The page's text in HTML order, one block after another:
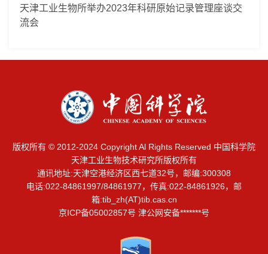
天津工业生物所举办2023年科研原始记录管理座谈交
流会
版权所有 © 2012-2024 Copyright Al Rights Reserved 中国科学院
天津工业生物技术研究所版权所有
通讯地址:天津空港经济区西七道32号，邮编:300308
电话:022-84861997/84861977，传真:022-84861926，邮
箱:tib_zh(AT)tib.cas.cn
京ICP备05002857号 津公网安备*******号